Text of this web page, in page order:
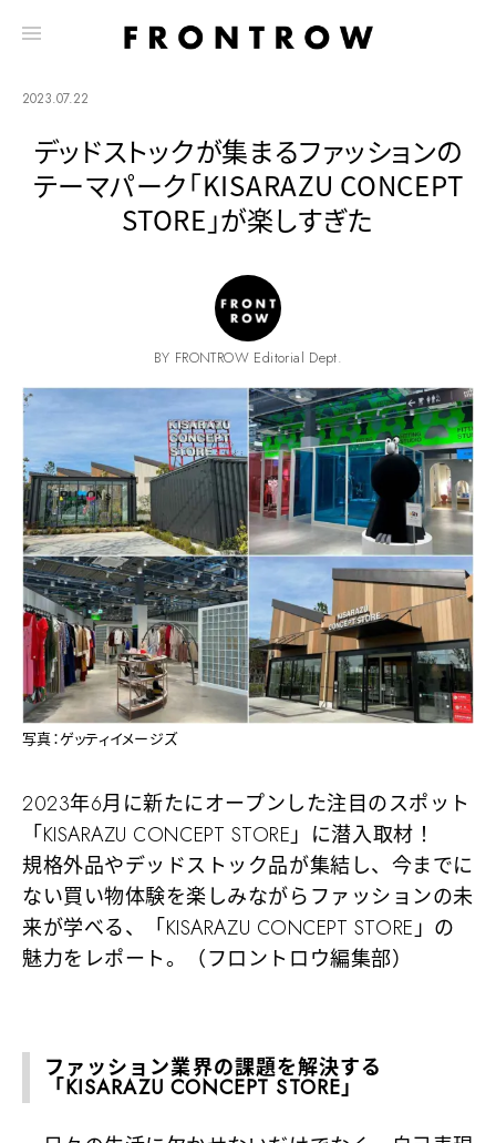
2023.07.22
デッドストックが集まるファッションの
テーマパーク「KISARAZU CONCEPT
STORE」が楽しすぎた
BY FRONTROW Editorial Dept.
写真：ゲッティイメージズ
2023年6月に新たにオープンした注目のスポット
「KISARAZU CONCEPT STORE」に潜入取材！
規格外品やデッドストック品が集結し、今までに
ない買い物体験を楽しみながらファッションの未
来が学べる、「KISARAZU CONCEPT STORE」の
魅力をレポート。（フロントロウ編集部）
ファッション業界の課題を解決する
「KISARAZU CONCEPT STORE」